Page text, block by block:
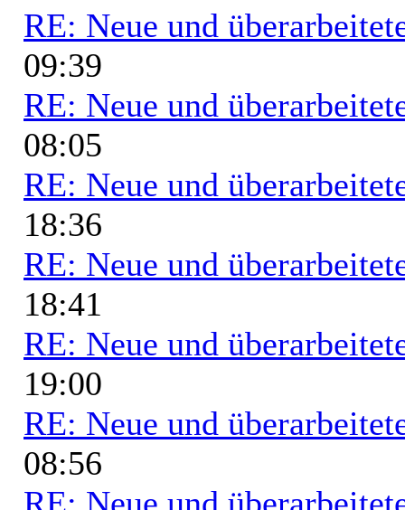
RE: Neue und
09:39
RE: Neue und
08:05
RE: Neue und
18:36
RE: Neue und
18:41
RE: Neue und
19:00
RE: Neue und
08:56
RE: Neue und